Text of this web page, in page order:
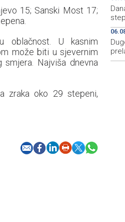
15; Sanski Most 17;
oblačnost. U kasnim
može biti u sjevernim
Najviša dnevna
zraka oko 29 stepeni,